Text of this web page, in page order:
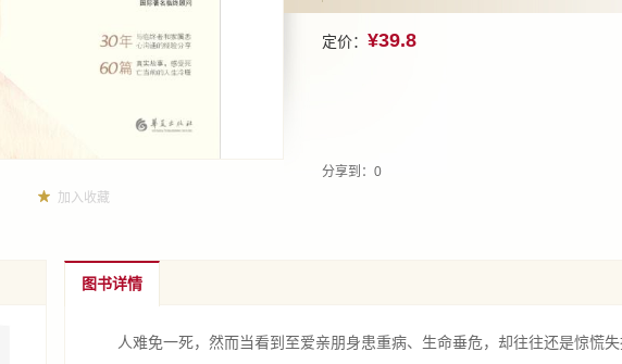
加入收藏
定价： ¥39.8
分享到： 0
图书详情
人难免一死，然而当看到至爱亲朋身患重病、生命垂危，却往往还是惊慌失